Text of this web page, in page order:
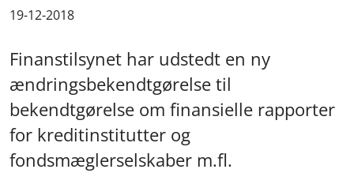
19-12-2018
Finanstilsynet har udstedt en ny
ændringsbekendtgørelse til
bekendtgørelse om finansielle rapporter
for kreditinstitutter og
fondsmæglerselskaber m.fl.